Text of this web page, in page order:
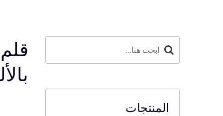
المنتجات